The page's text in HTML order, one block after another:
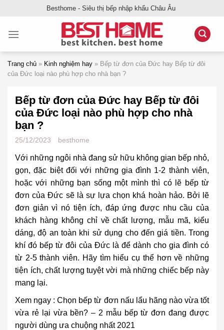
nội
Besthome - Siêu thị bếp nhập khẩu Châu Âu
Trang chủ » Kinh nghiệm hay » Bếp từ đơn của Đức hay Bếp từ đôi
của Đức loại nào phù hợp cho nhà bạn ?
Bếp từ đơn của Đức hay Bếp từ đôi
của Đức loại nào phù hợp cho nhà
bạn ?
25/12/2023 besthome
Với những ngôi nhà đang sử hữu không gian bếp nhỏ,
gọn, đặc biệt đối với những gia đình 1-2 thành viên,
hoặc với những bạn sống một mình thì có lẽ bếp từ
đơn của Đức sẽ là sự lựa chọn khá hoàn hảo. Bởi lẽ
đơn giản vì nó tiện ích, đáp ứng được nhu cầu của
khách hàng không chỉ về chất lượng, mẫu mã, kiểu
dáng, độ an toàn khi sử dụng cho đến giá tiền. Trong
khí đó bếp từ đôi của Đức là để dành cho gia đình có
từ 2-5 thành viên. Hãy tìm hiểu cụ thể hơn về những
tiện ích, chất lượng tuyệt vời mà những chiếc bếp này
mang lại.
Xem ngay :Chọn bếp từ đơn nấu lẩu hãng nào vừa tốt
vừa rẻ lại vừa bền? – 2 mẫu bếp từ đơn đang được
người dùng ưa chuộng nhất 2021